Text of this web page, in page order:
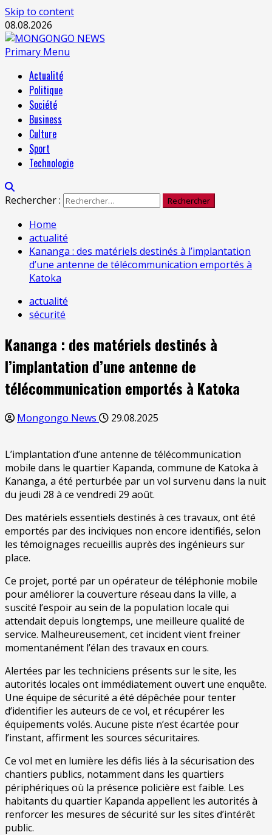
Skip to content
08.08.2026
Primary Menu
Actualité
Politique
Société
Business
Culture
Sport
Technologie
Rechercher :
Home
actualité
Kananga : des matériels destinés à l’implantation
d’une antenne de télécommunication emportés à
Katoka
actualité
sécurité
Kananga : des matériels destinés à
l’implantation d’une antenne de
télécommunication emportés à Katoka
Mongongo News 29.08.2025
L’implantation d’une antenne de télécommunication
mobile dans le quartier Kapanda, commune de Katoka à
Kananga, a été perturbée par un vol survenu dans la nuit
du jeudi 28 à ce vendredi 29 août.
Des matériels essentiels destinés à ces travaux, ont été
emportés par des inciviques non encore identifiés, selon
les témoignages recueillis auprès des ingénieurs sur
place.
Ce projet, porté par un opérateur de téléphonie mobile
pour améliorer la couverture réseau dans la ville, a
suscité l’espoir au sein de la population locale qui
attendait depuis longtemps, une meilleure qualité de
service. Malheureusement, cet incident vient freiner
momentanément l’élan des travaux en cours.
Alertées par les techniciens présents sur le site, les
autorités locales ont immédiatement ouvert une enquête.
Une équipe de sécurité a été dépêchée pour tenter
d’identifier les auteurs de ce vol, et récupérer les
équipements volés. Aucune piste n’est écartée pour
l’instant, affirment les sources sécuritaires.
Ce vol met en lumière les défis liés à la sécurisation des
chantiers publics, notamment dans les quartiers
périphériques où la présence policière est faible. Les
habitants du quartier Kapanda appellent les autorités à
renforcer les mesures de sécurité sur les sites d’intérêt
public.